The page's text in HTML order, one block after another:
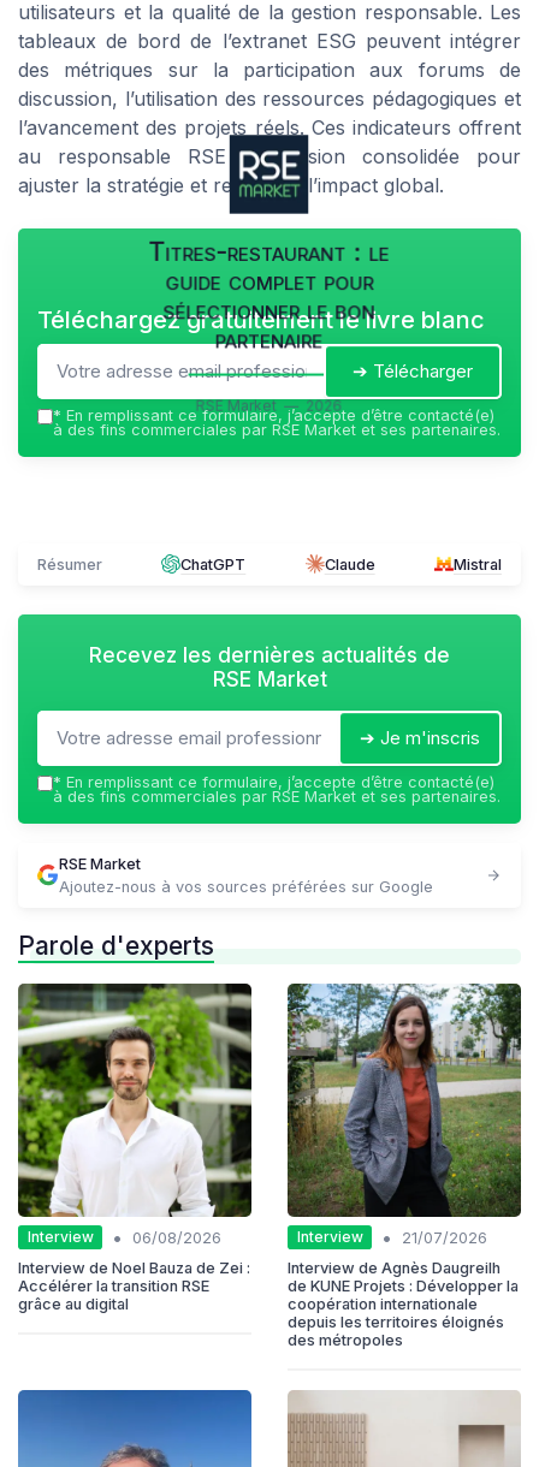
utilisateurs et la qualité de la gestion responsable. Les
tableaux de bord de l’extranet ESG peuvent intégrer
des métriques sur la participation aux forums de
discussion, l’utilisation des ressources pédagogiques et
l’avancement des projets réels. Ces indicateurs offrent
au responsable RSE une vision consolidée pour
ajuster la stratégie et renforcer l’impact global.
Titres-restaurant : le
guide complet pour
sélectionner le bon
partenaire
RSE Market — 2026
Téléchargez gratuitement le livre blanc
➔ Télécharger
* En remplissant ce formulaire, j’accepte d’être contacté(e)
à des fins commerciales par RSE Market et ses partenaires.
Résumer ChatGPT Claude Mistral
Recevez les dernières actualités de
RSE Market
➔ Je m'inscris
* En remplissant ce formulaire, j’accepte d’être contacté(e)
à des fins commerciales par RSE Market et ses partenaires.
RSE Market
Ajoutez-nous à vos sources préférées sur Google
Parole d'experts
Interview •
06/08/2026
Interview de Noel Bauza de Zei :
Accélérer la transition RSE
grâce au digital
Interview •
21/07/2026
Interview de Agnès Daugreilh
de KUNE Projets : Développer la
coopération internationale
depuis les territoires éloignés
des métropoles